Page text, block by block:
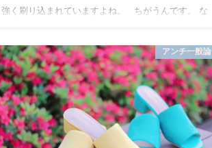
強く刷り込まれていますよね。 ちがうんです。 な
け…
アンチ一般論